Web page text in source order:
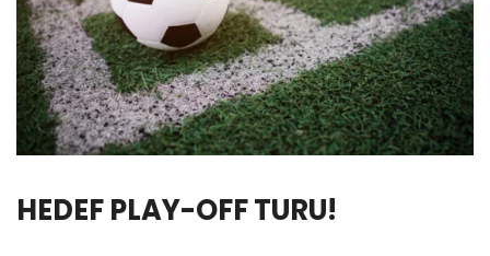
HEDEF PLAY-OFF TURU!